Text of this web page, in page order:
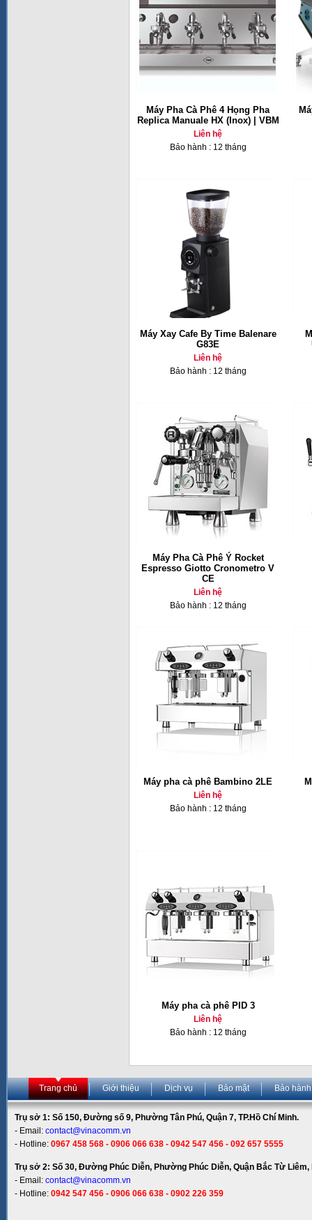
Máy Pha Cà Phê 4 Họng Pha
Replica Manuale HX (Inox) | VBM
Liên hệ
Bảo hành : 12 tháng
Máy Xay Cafe By Time Balenare
G83E
Liên hệ
Bảo hành : 12 tháng
Máy Pha Cà Phê Ý Rocket
Espresso Giotto Cronometro V
CE
Liên hệ
Bảo hành : 12 tháng
Máy pha cà phê Bambino 2LE
Liên hệ
Bảo hành : 12 tháng
Máy pha cà phê PID 3
Liên hệ
Bảo hành : 12 tháng
Trang chủ Giới thiệu Dịch vụ Bảo mật Bảo hành
Trụ sở 1: Số 150, Đường số 9, Phường Tân Phú, Quận 7, TP.Hồ Chí Minh.
- Email: contact@vinacomm.vn
- Hotline: 0967 458 568 - 0906 066 638 - 0942 547 456 - 092 657 5555
Trụ sở 2: Số 30, Đường Phúc Diễn, Phường Phúc Diễn, Quận Bắc Từ Liêm,
- Email: contact@vinacomm.vn
- Hotline: 0942 547 456 - 0906 066 638 - 0902 226 359